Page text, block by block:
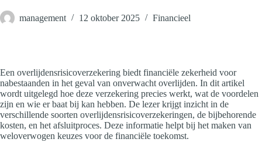
management 12 oktober 2025 Financieel
Een overlijdensrisicoverzekering biedt financiële zekerheid voor
nabestaanden in het geval van onverwacht overlijden. In dit artikel
wordt uitgelegd hoe deze verzekering precies werkt, wat de voordelen
zijn en wie er baat bij kan hebben. De lezer krijgt inzicht in de
verschillende soorten overlijdensrisicoverzekeringen, de bijbehorende
kosten, en het afsluitproces. Deze informatie helpt bij het maken van
weloverwogen keuzes voor de financiële toekomst.